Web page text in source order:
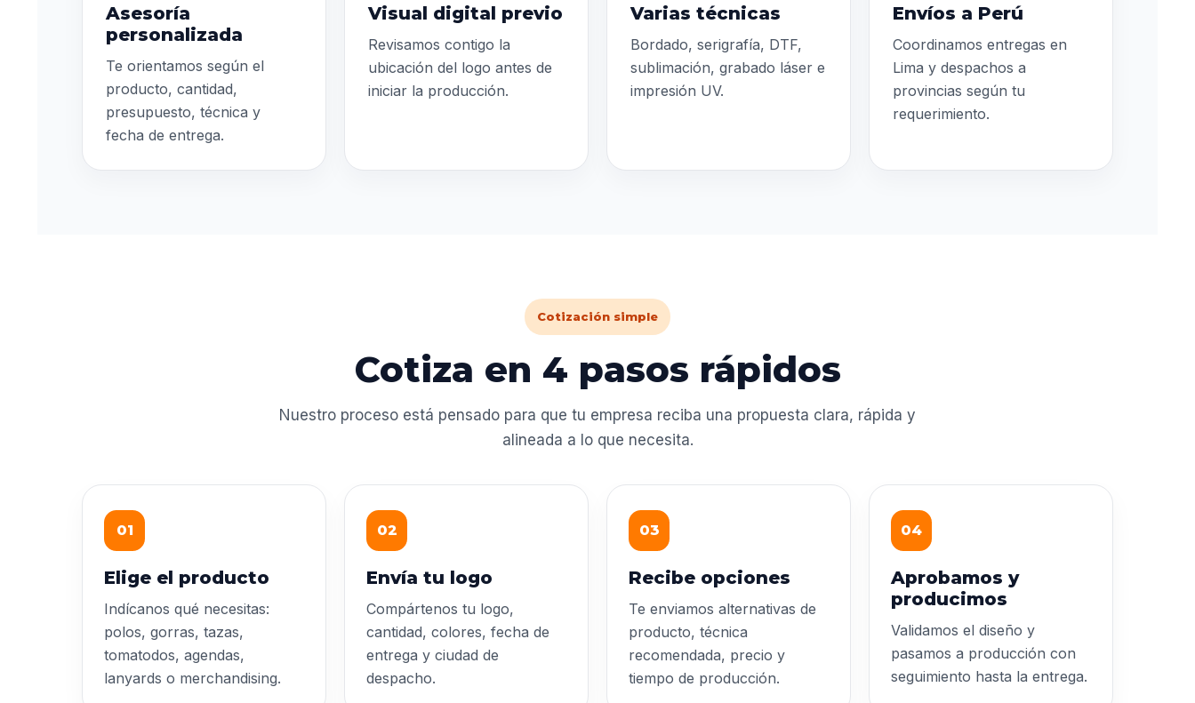
Asesoría
personalizada
Te orientamos según el
producto, cantidad,
presupuesto, técnica y
fecha de entrega.
Visual digital previo
Revisamos contigo la
ubicación del logo antes de
iniciar la producción.
Varias técnicas
Bordado, serigrafía, DTF,
sublimación, grabado láser e
impresión UV.
Envíos a Perú
Coordinamos entregas en
Lima y despachos a
provincias según tu
requerimiento.
Cotización simple
Cotiza en 4 pasos rápidos
Nuestro proceso está pensado para que tu empresa reciba una propuesta clara, rápida y
alineada a lo que necesita.
01
Elige el producto
Indícanos qué necesitas:
polos, gorras, tazas,
tomatodos, agendas,
lanyards o merchandising.
02
Envía tu logo
Compártenos tu logo,
cantidad, colores, fecha de
entrega y ciudad de
despacho.
03
Recibe opciones
Te enviamos alternativas de
producto, técnica
recomendada, precio y
tiempo de producción.
04
Aprobamos y
producimos
Validamos el diseño y
pasamos a producción con
seguimiento hasta la entrega.